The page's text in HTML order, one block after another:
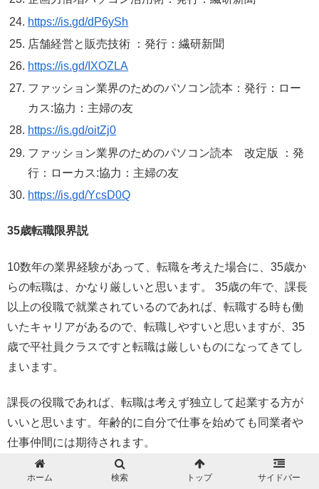
https://is.gd/dP6ySh
店舗経営と販売技術 ：発行：繊研新聞
https://is.gd/IXOZLA
ファッション業界のためのパソコン読本：発行：ロー
カス:協力：主婦の友
https://is.gd/oitZj0
ファッション業界のためのパソコン読本 改定版 ：発
行：ローカス:協力：主婦の友
https://is.gd/YcsD0Q
35歳転職限界説
10数年の業界経験があって、転職を考えた場合に、35歳か
らの転職は、かなり厳しいと思います。 35歳の年で、課長
以上の役職で就業されているのであれば、転職する時も働
いたキャリアがあるので、転職しやすいと思いますが、35
歳で平社員クラスですと転職は厳しいものになってきてし
まいます。
課長の役職であれば、転職は考えず独立して起業する方が
いいと思います。年齢的に自分で仕事を始めても同業者や
仕事仲間には期待されます。
転職と起業はタイミングが重要
ホーム 検索 トップ サイドバー